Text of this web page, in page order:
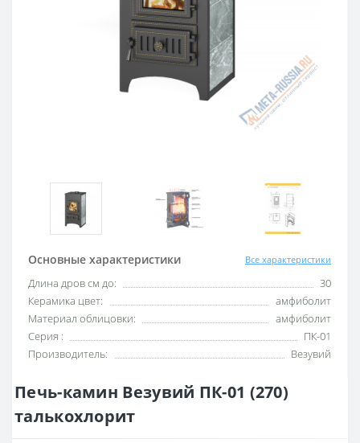
Основные характеристики Все характеристики
Длина дров см до:
30
Керамика цвет:
амфиболит
Материал облицовки:
амфиболит
Серия :
ПК-01
Производитель:
Везувий
Печь-камин Везувий ПК-01 (270)
талькохлорит